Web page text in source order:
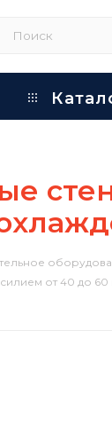
от 40 до